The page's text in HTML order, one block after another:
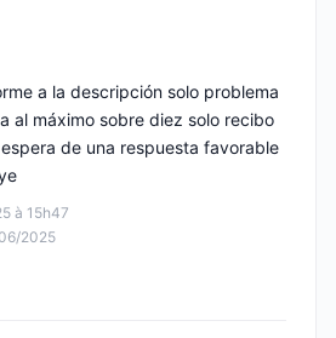
à 15h47
2025
a la descripción solo problema
al máximo sobre diez solo recibo
de una respuesta favorable